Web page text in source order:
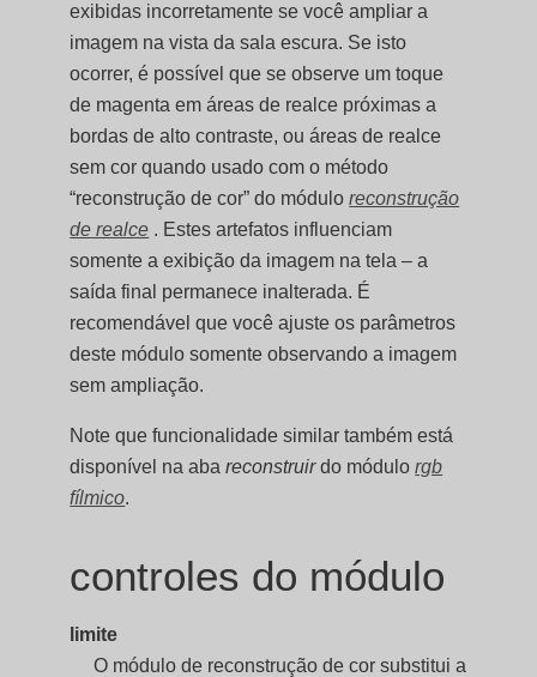
exibidas incorretamente se você ampliar a
imagem na vista da sala escura. Se isto
ocorrer, é possível que se observe um toque
de magenta em áreas de realce próximas a
bordas de alto contraste, ou áreas de realce
sem cor quando usado com o método
“reconstrução de cor” do móduloreconstrução
de realce . Estes artefatos influenciam
somente a exibição da imagem na tela – a
saída final permanece inalterada. É
recomendável que você ajuste os parâmetros
deste módulo somente observando a imagem
sem ampliação.
Note que funcionalidade similar também está
disponível na abareconstruirdo módulorgb
fílmico.
controles do módulo
limite
O módulo de reconstrução de cor substitui a